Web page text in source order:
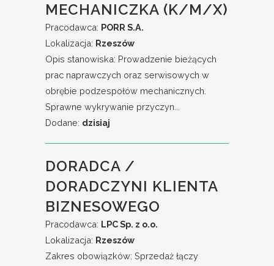
MECHANICZKA (K/M/X)
Pracodawca: PORR S.A.
Lokalizacja: Rzeszów
Opis stanowiska: Prowadzenie bieżących
prac naprawczych oraz serwisowych w
obrębie podzespołów mechanicznych.
Sprawne wykrywanie przyczyn...
Dodane: dzisiaj
DORADCA /
DORADCZYNI KLIENTA
BIZNESOWEGO
Pracodawca: LPC Sp. z o.o.
Lokalizacja: Rzeszów
Zakres obowiązków: Sprzedaż łączy